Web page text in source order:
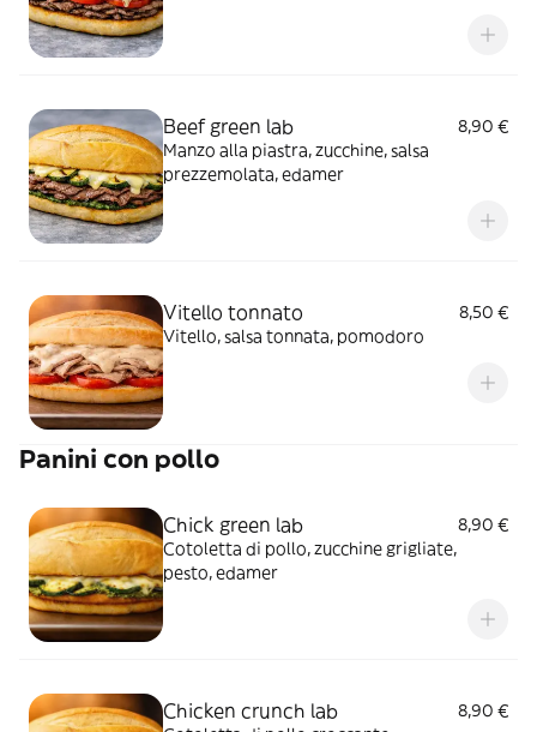
Beef green lab
8,90 €
Manzo alla piastra, zucchine, salsa
prezzemolata, edamer
Vitello tonnato
8,50 €
Vitello, salsa tonnata, pomodoro
Panini con pollo
Chick green lab
8,90 €
Cotoletta di pollo, zucchine grigliate,
pesto, edamer
Chicken crunch lab
8,90 €